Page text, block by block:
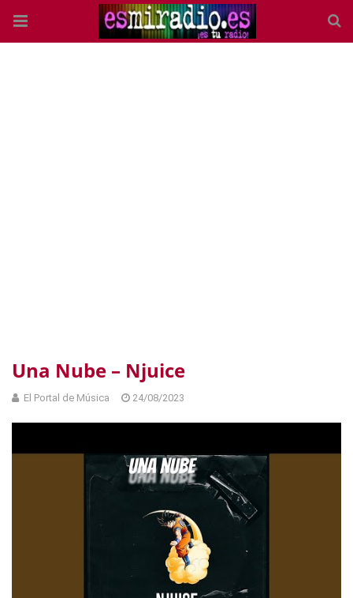
Una Nube – Njuice
El Portal de Música 24/08/2023